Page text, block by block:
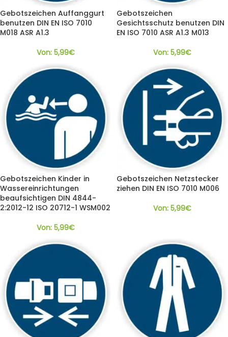
Gebotszeichen Auffanggurt
benutzen DIN EN ISO 7010
M018 ASR A1.3
Von: 5,99€
Gebotszeichen
Gesichtsschutz benutzen DIN
EN ISO 7010 ASR A1.3 M013
Von: 5,99€
Gebotszeichen Kinder in
Wassereinrichtungen
beaufsichtigen DIN 4844-
2:2012-12 ISO 20712-1 WSM002
Von: 5,99€
Gebotszeichen Netzstecker
ziehen DIN EN ISO 7010 M006
Von: 5,99€